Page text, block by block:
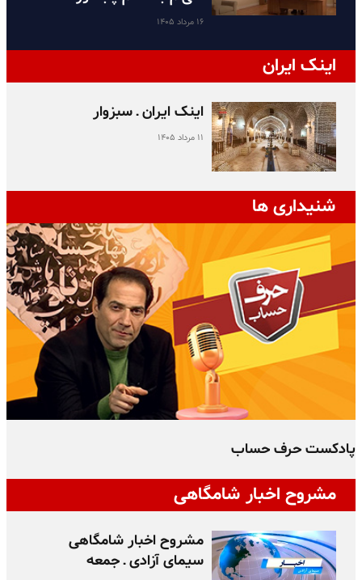
۱۶ مرداد ۱۴۰۵
اینک ایران
اینک ایران ـ سبزوار
۱۱ مرداد ۱۴۰۵
شنیداری ها
پادکست حرف حساب
مشروح اخبار شامگاهی
مشروح اخبار شامگاهی
سیمای آزادی ـ جمعه